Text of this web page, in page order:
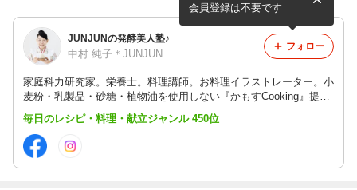
JUNJUNの発酵美人塾♪
中村 純子＊JUNJUN
家庭科力研究家。栄養士。料理講師。お料理イラストレーター。小
麦粉・乳製品・砂糖・植物油を使用しない『かもすCooking』提唱
者のJUNJUNこと中村純子です。『食の繊細さん・食のこだわりさ
んを救うレシピ』をお届けしています。
会員登録は不要です
フォロー
毎日のレシピ・料理・献立ジャンル 450位